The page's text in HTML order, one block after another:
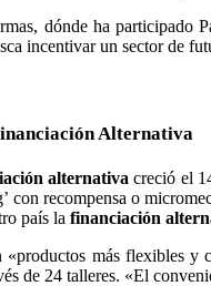
dónde ha participado
incentivar un sector de
Alternativa
alternativa creció el
con recompensa o
país la financiación
más flexibles
de 24 talleres. «El